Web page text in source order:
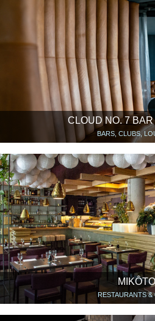
CLOUD NO. 7
BARS, CLUBS,
MIKÔTO
RESTAURANTS &